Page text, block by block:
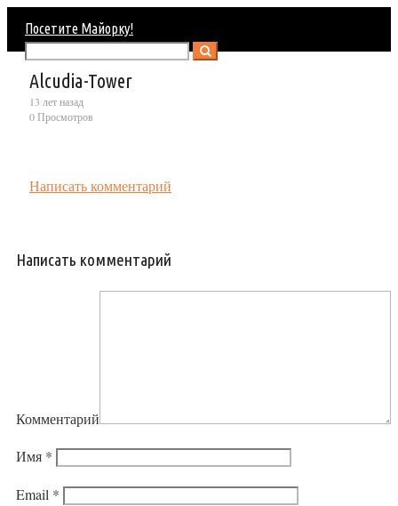
Посетите Майорку!
Alcudia-Tower
13 лет назад
0 Просмотров
Написать комментарий
Написать комментарий
Комментарий
Имя *
Email *